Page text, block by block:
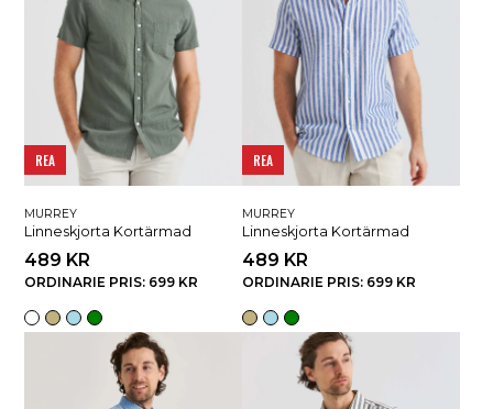
REA
MURREY
Linneskjorta Kortärmad
489 KR
ORDINARIE PRIS: 699 KR
REA
MURREY
Linneskjorta Kortärmad
489 KR
ORDINARIE PRIS: 699 KR